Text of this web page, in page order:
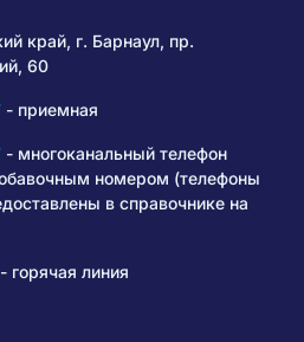
край, г. Барнаул, пр.
60
- приемная
- многоканальный телефон
номером (телефоны
в справочнике на
горячая линия